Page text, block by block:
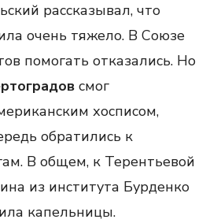
рассказывал, что
очень тяжело. В Союзе
помогать отказались. Но
смог
хосписом,
обратились к
В общем, к Терентьевой
из института Бурденко
капельницы.